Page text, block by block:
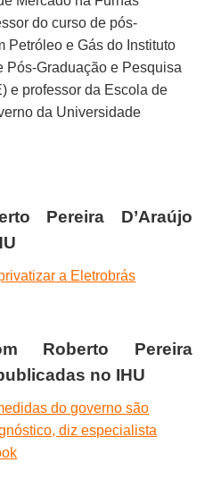
do curso de pós-
Petróleo e Gás do Instituto
Pós-Graduação e Pesquisa
e professor da Escola de
da Universidade
Pereira D’Araújo
a Eletrobrás
Roberto Pereira
no IHU
do governo são
diz especialista